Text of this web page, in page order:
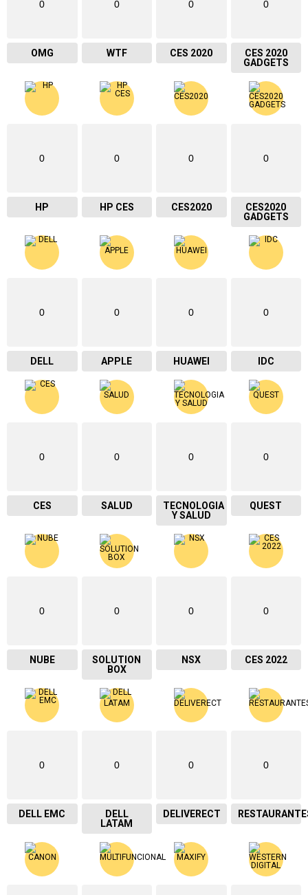
0
OMG
0
WTF
0
CES 2020
0
CES 2020
GADGETS
0
HP
0
HP CES
0
CES2020
0
CES2020
GADGETS
0
DELL
0
APPLE
0
HUAWEI
0
IDC
0
CES
0
SALUD
0
TECNOLOGIA
Y SALUD
0
QUEST
0
NUBE
0
SOLUTION
BOX
0
NSX
0
CES 2022
0
DELL EMC
0
DELL
LATAM
0
DELIVERECT
0